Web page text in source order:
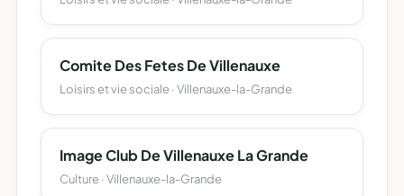
Comite Des Fetes De Villenauxe
Loisirs et vie sociale · Villenauxe-la-Grande
Image Club De Villenauxe La Grande
Culture · Villenauxe-la-Grande